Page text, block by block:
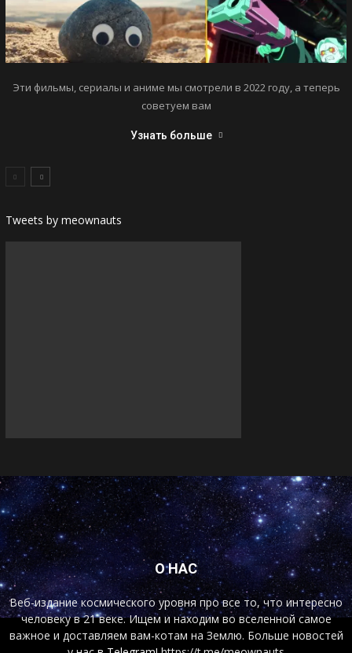
Эти фильмы, сериалы и аниме мы смотрели в 2022 году, а теперь
советуем вам
Узнать больше
Tweets by meownauts
О НАС
Веб-издание космического уровня про все то, что интересно
человеку в 21 веке. Ищем и находим во вселенной самое
важное и доставляем вам-котам на Землю. Больше новостей